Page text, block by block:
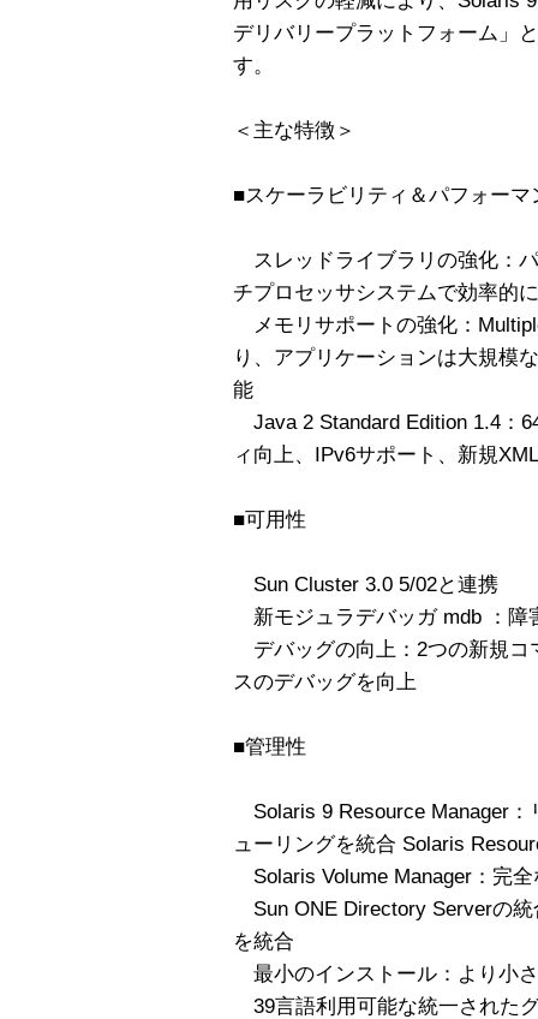
デリバリープラットフォーム」
す。
＜主な特徴＞
■スケーラビリティ＆パフォーマ
スレッドライブラリの強化：
チプロセッサシステムで効率的
メモリサポートの強化：
り、アプリケーションは大規模
能
Java 2 Standard Edition 1.4：
ィ向上、IPv6サポート、新規
■可用性
Sun Cluster 3.0 5/02と連携
新モジュラデバッガ mdb ：障
デバッグの向上：2つの新規コ
スのデバッグを向上
■管理性
Solaris 9 Resource Manager：
ューリングを統合 Solaris
Solaris Volume Manager：完
Sun ONE Directory Serverの
を統合
最小のインストール：より小
39言語利用可能な統一された